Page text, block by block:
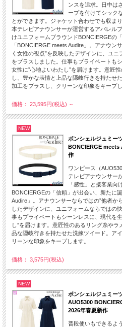
ンスを追求。日中は
ープを付けてシック
とができます。ジャケット合わせでも収ま
本テレビアナウンサーが運営するアパレル
けユニフォームブラウンドBONCIERGEの
「BONCIERGE meets Audire」。アナウン
く女性の視点”を反映したデザインに、ユ
をプラスしました。仕事もプライベートも
女性に”心地よいわたし”を届けます。意匠
し、豊かな表情と上品な隠岐行きを持たせ
加工をプラスし、クリーンな印象をキープし
価格： 23,595円(税込) ～
NEW
ボンシェルジュミー
BONCIERGE meets
作
ワンピース（
テレビアナウンサー
「感性」と接客業向
BONCIERGEの「信頼」が出会い、新たに
Audire」。アナウンサーならではの”他者か
したデザインに、ユニフォームならではの
事もプライベートもシーンレスに、現代を
し”を届けます。意匠性のあるリング糸や
品な隠岐行きを持たせた洗練ツイード。ア
リーンな印象をキープします。
価格： 3,575円(税込)
NEW
ボンシェルジュミー
AUO5300
2026年春夏新作
普段使いもできるよ